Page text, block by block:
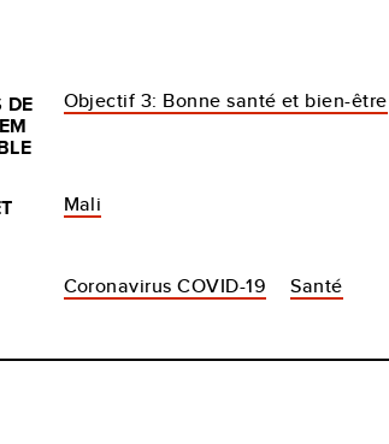
DE Objectif 3: Bonne santé et bien-être
Mali
Coronavirus COVID-19 Santé